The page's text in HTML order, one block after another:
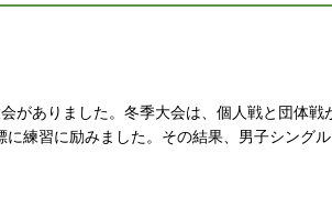
がありました。冬季大会は、個人戦と団体戦
に練習に励みました。その結果、男子シング